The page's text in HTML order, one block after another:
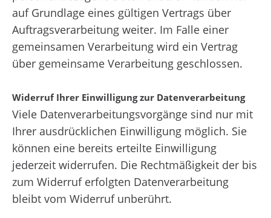
auf Grundlage eines gültigen Vertrags über
Auftragsverarbeitung weiter. Im Falle einer
gemeinsamen Verarbeitung wird ein Vertrag
über gemeinsame Verarbeitung geschlossen.
Widerruf Ihrer Einwilligung zur Datenverarbeitung
Viele Datenverarbeitungsvorgänge sind nur mit
Ihrer ausdrücklichen Einwilligung möglich. Sie
können eine bereits erteilte Einwilligung
jederzeit widerrufen. Die Rechtmäßigkeit der bis
zum Widerruf erfolgten Datenverarbeitung
bleibt vom Widerruf unberührt.